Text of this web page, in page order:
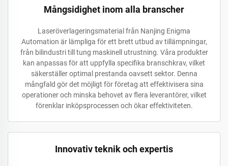
Mångsidighet inom alla branscher
Laseröverlageringsmaterial från Nanjing Enigma
Automation är lämpliga för ett brett utbud av tillämpningar,
från bilindustri till tung maskinell utrustning. Våra produkter
kan anpassas för att uppfylla specifika branschkrav, vilket
säkerställer optimal prestanda oavsett sektor. Denna
mångfald gör det möjligt för företag att effektivisera sina
operationer och minska behovet av flera leverantörer, vilket
förenklar inköpsprocessen och ökar effektiviteten.
Innovativ teknik och expertis